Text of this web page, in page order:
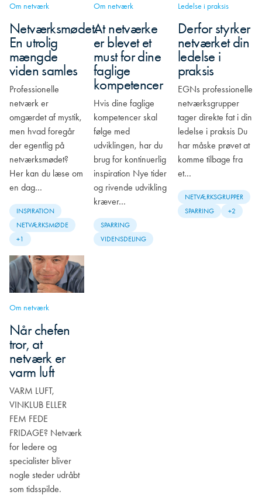
Om netværk
Netværksmødet:
En utrolig
mængde
viden samles
Professionelle
netværk er
omgærdet af mystik,
men hvad foregår
der egentlig på
netværksmødet?
Her kan du læse om
en dag…
INSPIRATION
NETVÆRKSMØDE
+1
Om netværk
At netværke
er blevet et
must for dine
faglige
kompetencer
Hvis dine faglige
kompetencer skal
følge med
udviklingen, har du
brug for kontinuerlig
inspiration Nye tider
og rivende udvikling
kræver…
SPARRING
VIDENSDELING
Ledelse i praksis
Derfor styrker
netværket din
ledelse i
praksis
EGNs professionelle
netværksgrupper
tager direkte fat i din
ledelse i praksis Du
har måske prøvet at
komme tilbage fra
et…
NETVÆRKSGRUPPER
SPARRING
+2
Om netværk
Når chefen
tror, at
netværk er
varm luft
VARM LUFT,
VINKLUB ELLER
FEM FEDE
FRIDAGE? Netværk
for ledere og
specialister bliver
nogle steder udråbt
som tidsspilde.